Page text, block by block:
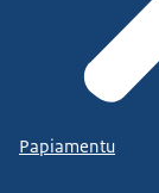
Papiamentu